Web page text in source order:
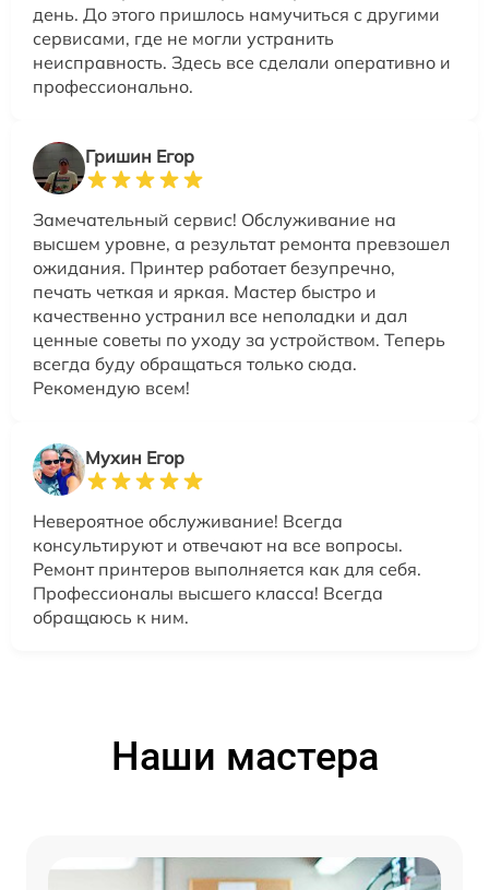
день. До этого пришлось намучиться с другими
сервисами, где не могли устранить
неисправность. Здесь все сделали оперативно и
профессионально.
Гришин Егор
Замечательный сервис! Обслуживание на
высшем уровне, а результат ремонта превзошел
ожидания. Принтер работает безупречно,
печать четкая и яркая. Мастер быстро и
качественно устранил все неполадки и дал
ценные советы по уходу за устройством. Теперь
всегда буду обращаться только сюда.
Рекомендую всем!
Мухин Егор
Невероятное обслуживание! Всегда
консультируют и отвечают на все вопросы.
Ремонт принтеров выполняется как для себя.
Профессионалы высшего класса! Всегда
обращаюсь к ним.
Наши мастера